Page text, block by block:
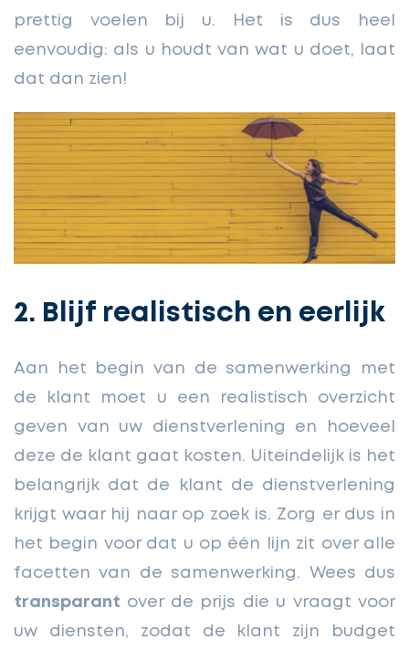
prettig voelen bij u. Het is dus heel
eenvoudig: als u houdt van wat u doet, laat
dat dan zien!
2. Blijf realistisch en eerlijk
Aan het begin van de samenwerking met
de klant moet u een realistisch overzicht
geven van uw dienstverlening en hoeveel
deze de klant gaat kosten. Uiteindelijk is het
belangrijk dat de klant de dienstverlening
krijgt waar hij naar op zoek is. Zorg er dus in
het begin voor dat u op één lijn zit over alle
facetten van de samenwerking. Wees dus
transparant over de prijs die u vraagt voor
uw diensten, zodat de klant zijn budget